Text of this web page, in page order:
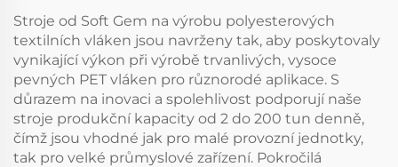
Stroje od Soft Gem na výrobu polyesterových
textilních vláken jsou navrženy tak, aby poskytovaly
vynikající výkon při výrobě trvanlivých, vysoce
pevných PET vláken pro různorodé aplikace. S
důrazem na inovaci a spolehlivost podporují naše
stroje produkční kapacity od 2 do 200 tun denně,
čímž jsou vhodné jak pro malé provozní jednotky,
tak pro velké průmyslové zařízení. Pokročilá